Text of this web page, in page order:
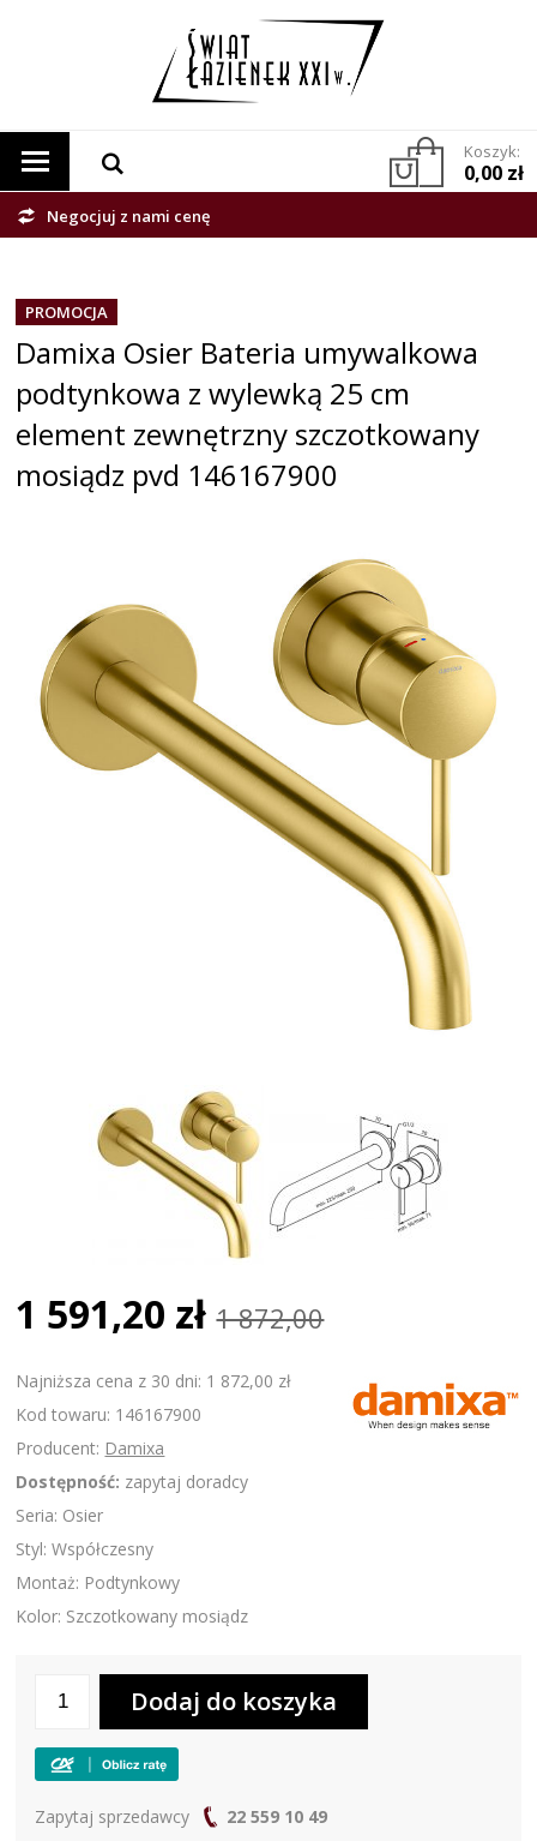
Koszyk:
0,00 zł
Negocjuj z nami cenę
PROMOCJA
Damixa Osier Bateria umywalkowa
podtynkowa z wylewką 25 cm
element zewnętrzny szczotkowany
mosiądz pvd 146167900
1 591,20 zł 1 872,00
Najniższa cena z 30 dni: 1 872,00 zł
Kod towaru: 146167900
Producent: Damixa
Dostępność: zapytaj doradcy
Seria: Osier
Styl: Współczesny
Montaż: Podtynkowy
Kolor: Szczotkowany mosiądz
Zapytaj sprzedawcy 22 559 10 49